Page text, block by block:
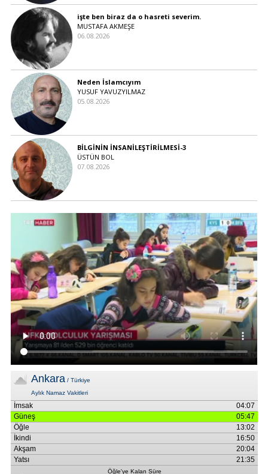
işte ben biraz da o hasreti severim.
MUSTAFA AKMEŞE
06.08.2026
Neden İslamcıyım
YUSUF YAVUZYILMAZ
05.08.2026
BİLGİNİN İNSANİLEŞTİRİLMESİ-3
ÜSTÜN BOL
07.08.2026